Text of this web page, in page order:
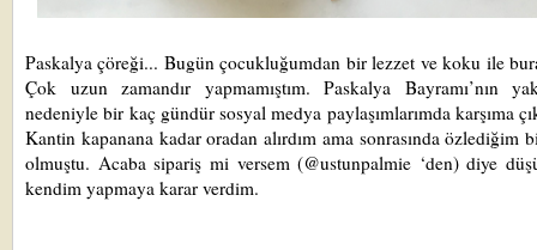
Paskalya çöreği... Bugün çocukluğumdan bir lezzet ve koku ile
Çok uzun zamandır yapmamıştım. Paskalya Bayramı’nın
nedeniyle bir kaç gündür sosyal medya paylaşımlarımda karşıma
Kantin kapanana kadar oradan alırdım ama sonrasında özlediğim
olmuştu. Acaba sipariş mi versem (@ustunpalmie ‘den) diye
kendim yapmaya karar verdim.